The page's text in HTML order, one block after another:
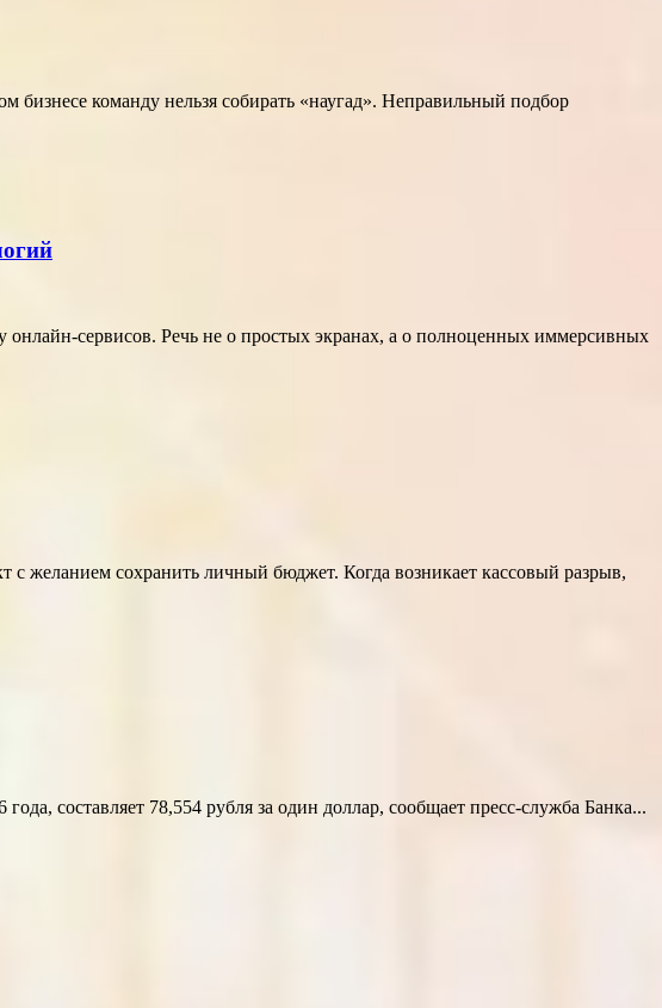
команду нельзя собирать «наугад». Неправильный подбор
сервисов. Речь не о простых экранах, а о полноценных иммерсивных
с желанием сохранить личный бюджет. Когда возникает кассовый разрыв,
составляет 78,554 рубля за один доллар, сообщает пресс-служба Банка...